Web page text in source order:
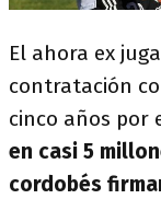
El ahora ex
contratación
cinco años por
en casi 5
cordobés